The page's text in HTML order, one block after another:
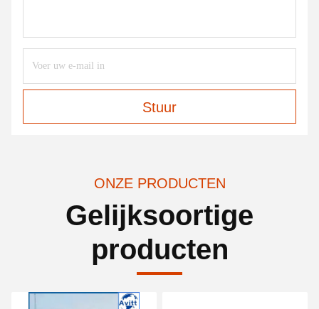
Stuur
ONZE PRODUCTEN
Gelijksoortige
producten